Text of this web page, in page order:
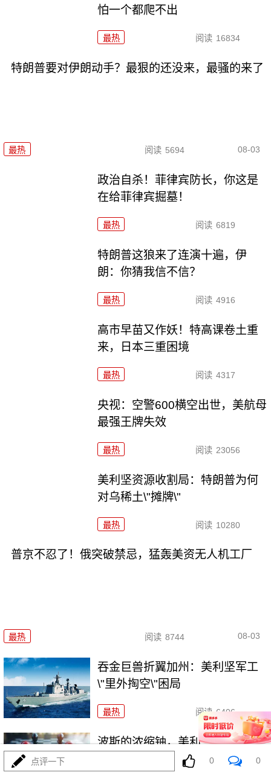
怕一个都爬不出
最热 阅读 16834
特朗普要对伊朗动手？最狠的还没来，最骚的来了
最热 阅读 5694 08-03
政治自杀！菲律宾防长，你这是
在给菲律宾掘墓！
最热 阅读 6819
特朗普这狼来了连演十遍，伊
朗：你猜我信不信？
最热 阅读 4916
高市早苗又作妖！特高课卷土重
来，日本三重困境
最热 阅读 4317
央视：空警600横空出世，美航母
最强王牌失效
最热 阅读 23056
美利坚资源收割局：特朗普为何
对乌稀土\"摊牌\"
最热 阅读 10280
普京不忍了！俄突破禁忌，猛轰美资无人机工厂
最热 阅读 8744 08-03
吞金巨兽折翼加州：美利坚军工
\"里外掏空\"困局
最热 阅读 6406
波斯的浓缩铀，美利坚是真想
拿，还是做样子？
点评一下 0 0